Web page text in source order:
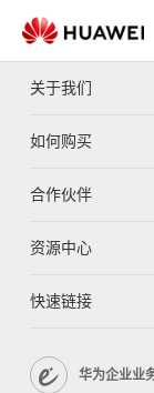
关于我们
如何购买
合作伙伴
资源中心
快速链接
华为企业业